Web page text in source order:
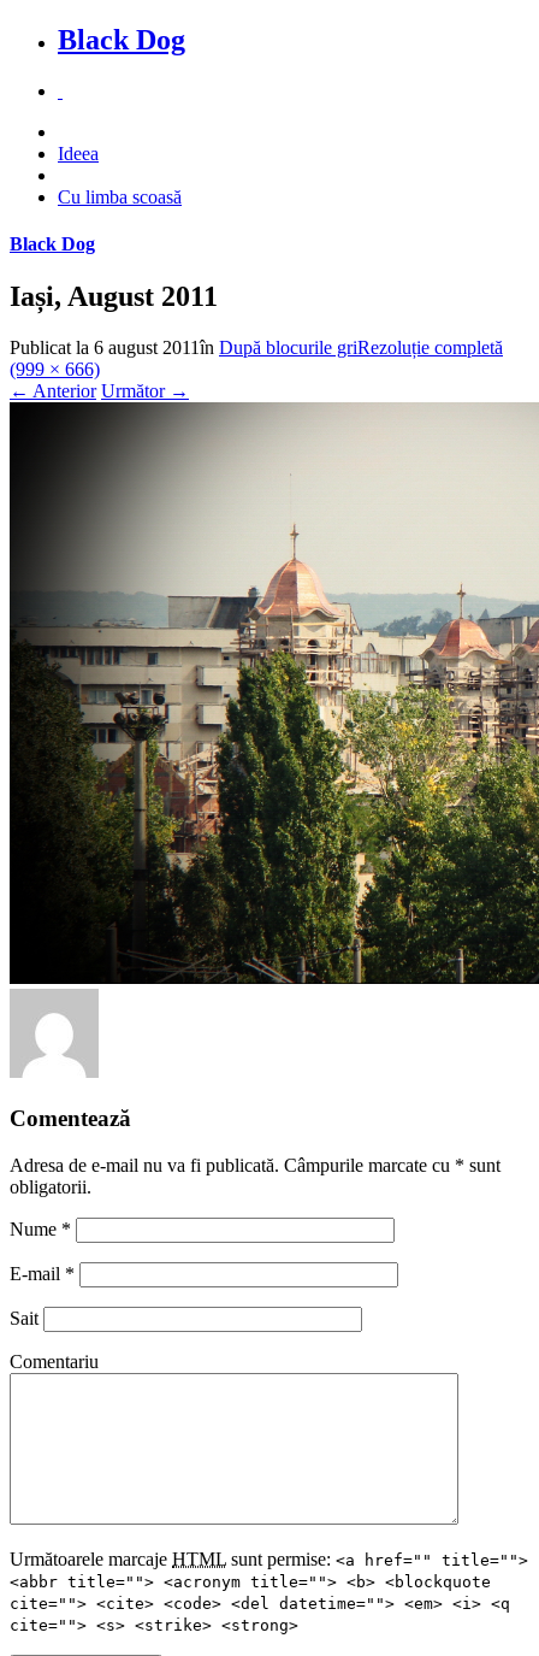
Black Dog
Ideea
Cu limba scoasă
Black Dog
Iași, August 2011
Publicat la 6 august 2011în După blocurile griRezoluție completă
(999 × 666)
← Anterior Următor →
Comentează
Adresa de e-mail nu va fi publicată. Câmpurile marcate cu * sunt
obligatorii.
Nume *
E-mail *
Sait
Comentariu
Următoarele marcaje HTML sunt permise: <a href="" title="">
<abbr title=""> <acronym title=""> <b> <blockquote
cite=""> <cite> <code> <del datetime=""> <em> <i> <q
cite=""> <s> <strike> <strong>